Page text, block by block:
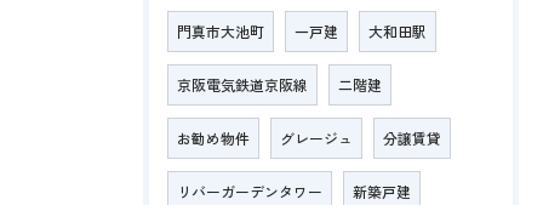
門真市大池町 一戸建 大和田駅
京阪電気鉄道京阪線 二階建
お勧め物件 グレージュ 分譲賃貸
リバーガーデンタワー 新築戸建